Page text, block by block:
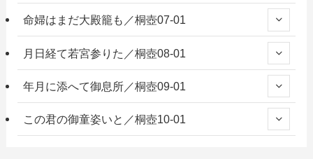
命婦はまだ大殿籠も／桐壺07-01
月日経て若宮参りた／桐壺08-01
年月に添へて御息所／桐壺09-01
この君の御童姿いと／桐壺10-01